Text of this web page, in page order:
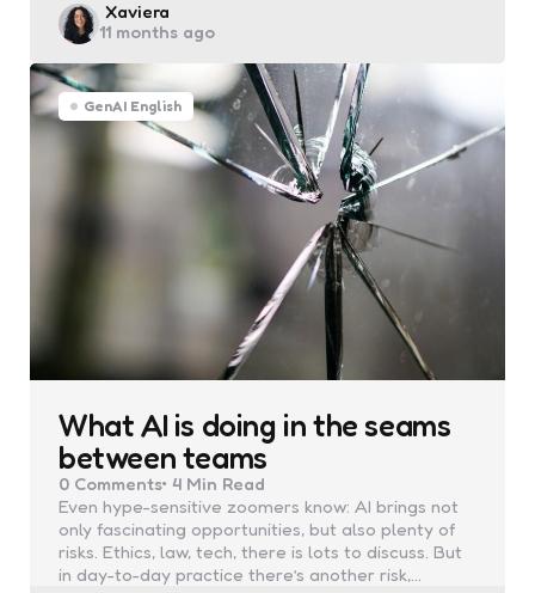
Posted
by
Xaviera
11 months ago
GenAI English
What AI is doing in the seams
between teams
0 Comments 4 Min Read
Even hype-sensitive zoomers know: AI brings not
only fascinating opportunities, but also plenty of
risks. Ethics, law, tech, there is lots to discuss. But
in day-to-day practice there’s another risk,…